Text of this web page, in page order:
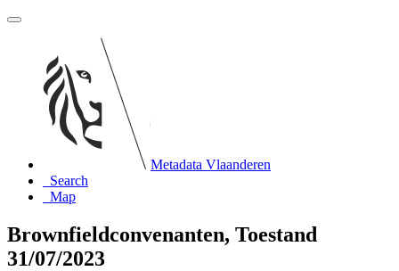
Metadata Vlaanderen
Search
Map
Brownfieldconvenanten, Toestand
31/07/2023